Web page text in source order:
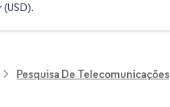
Pesquisa De Telecomunicações